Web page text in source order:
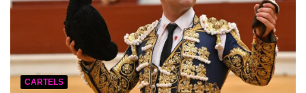
CARTELS